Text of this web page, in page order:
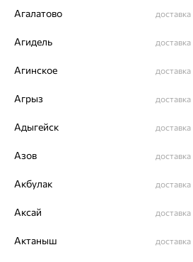
2 025
Агалатово доставка
Агидель доставка
Агинское доставка
Агрыз доставка
Адыгейск доставка
Азов доставка
Акбулак доставка
Аксай доставка
Актаныш доставка